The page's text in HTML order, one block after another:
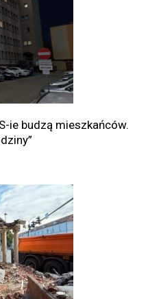
ie budzą mieszkańców.